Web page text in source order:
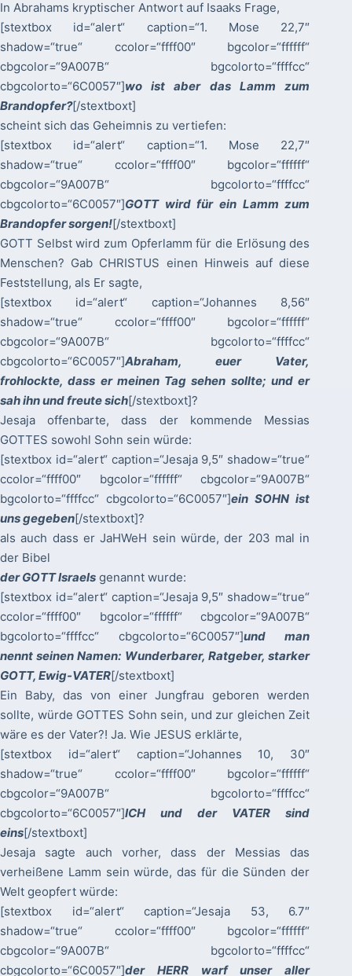
In Abrahams kryptischer Antwort auf Isaaks Frage,
[stextbox id=“alert“ caption=“1. Mose 22,7″
shadow=“true“ ccolor=“ffff00″ bgcolor=“ffffff“
cbgcolor=“9A007B“ bgcolorto=“ffffcc“
cbgcolorto=“6C0057″]wo ist aber das Lamm zum
Brandopfer?[/stextboxt]
scheint sich das Geheimnis zu vertiefen:
[stextbox id=“alert“ caption=“1. Mose 22,7″
shadow=“true“ ccolor=“ffff00″ bgcolor=“ffffff“
cbgcolor=“9A007B“ bgcolorto=“ffffcc“
cbgcolorto=“6C0057″]GOTT wird für ein Lamm zum
Brandopfer sorgen![/stextboxt]
GOTT Selbst wird zum Opferlamm für die Erlösung des
Menschen? Gab CHRISTUS einen Hinweis auf diese
Feststellung, als Er sagte,
[stextbox id=“alert“ caption=“Johannes 8,56″
shadow=“true“ ccolor=“ffff00″ bgcolor=“ffffff“
cbgcolor=“9A007B“ bgcolorto=“ffffcc“
cbgcolorto=“6C0057″]Abraham, euer Vater,
frohlockte, dass er meinen Tag sehen sollte; und er
sah ihn und freute sich[/stextboxt]?
Jesaja offenbarte, dass der kommende Messias
GOTTES sowohl Sohn sein würde:
[stextbox id=“alert“ caption=“Jesaja 9,5″ shadow=“true“
ccolor=“ffff00″ bgcolor=“ffffff“ cbgcolor=“9A007B“
bgcolorto=“ffffcc“ cbgcolorto=“6C0057″]ein SOHN ist
uns gegeben[/stextboxt]?
als auch dass er JaHWeH sein würde, der 203 mal in
der Bibel
der GOTT Israels genannt wurde:
[stextbox id=“alert“ caption=“Jesaja 9,5″ shadow=“true“
ccolor=“ffff00″ bgcolor=“ffffff“ cbgcolor=“9A007B“
bgcolorto=“ffffcc“ cbgcolorto=“6C0057″]und man
nennt seinen Namen: Wunderbarer, Ratgeber, starker
GOTT, Ewig-VATER[/stextboxt]
Ein Baby, das von einer Jungfrau geboren werden
sollte, würde GOTTES Sohn sein, und zur gleichen Zeit
wäre es der Vater?! Ja. Wie JESUS erklärte,
[stextbox id=“alert“ caption=“Johannes 10, 30″
shadow=“true“ ccolor=“ffff00″ bgcolor=“ffffff“
cbgcolor=“9A007B“ bgcolorto=“ffffcc“
cbgcolorto=“6C0057″]ICH und der VATER sind
eins[/stextboxt]
Jesaja sagte auch vorher, dass der Messias das
verheißene Lamm sein würde, das für die Sünden der
Welt geopfert würde:
[stextbox id=“alert“ caption=“Jesaja 53, 6.7″
shadow=“true“ ccolor=“ffff00″ bgcolor=“ffffff“
cbgcolor=“9A007B“ bgcolorto=“ffffcc“
cbgcolorto=“6C0057″]der HERR warf unser aller